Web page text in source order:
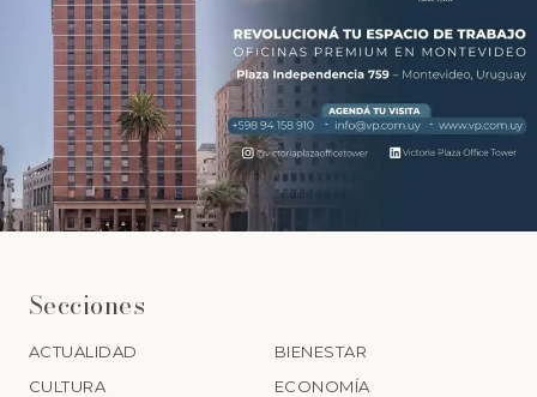
Secciones
ACTUALIDAD
BIENESTAR
CULTURA
ECONOMÍA